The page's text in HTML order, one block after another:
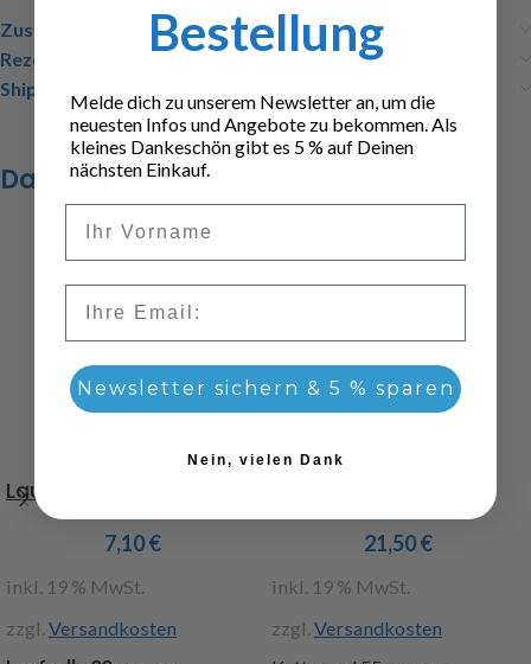
Zusätzliche Informationen
Rezensionen (0)
Shipping & Delivery
Das könnte dir auch gefallen …
Laufrolle 30mm
7,10€
inkl. 19 % MwSt.
zzgl. Versandkosten
21,50€
inkl. 19 % MwSt.
zzgl. Versandkosten
Bestellung
Melde dich zu unserem Newsletter an, um die
neuesten Infos und Angebote zu bekommen. Als
kleines Dankeschön gibt es 5 % auf Deinen
nächsten Einkauf.
Newsletter sichern & 5 % sparen
Nein, vielen Dank